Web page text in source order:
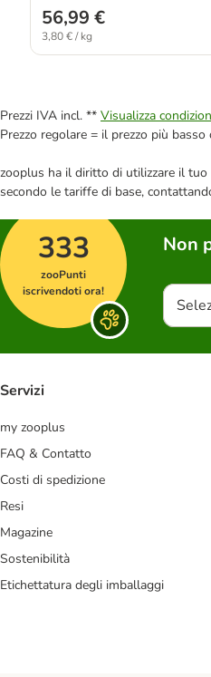
56,99 €
3,80 € / kg
Prezzi IVA incl. ** Visualizza
Prezzo regolare = il prezzo più
zooplus ha il diritto di utilizzare il
secondo le tariffe di base,
333
zooPunti
iscrivendoti ora!
Non
Servizi
my zooplus
FAQ & Contatto
Costi di spedizione
Resi
Magazine
Sostenibilità
Etichettatura degli imballaggi